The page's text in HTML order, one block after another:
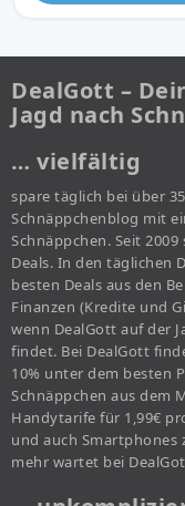
DealGott –
Jagd nach
… vielfältig
spare täglich bei über
Schnäppchenblog mit
Schnäppchen. Seit
Deals. In den täglichen
besten Deals aus den
Finanzen (Kredite und
wenn DealGott auf der
findet. Bei DealGott
10% unter dem besten
Schnäppchen aus dem
Handytarife für 1,99€
und auch Smartphones
mehr wartet bei